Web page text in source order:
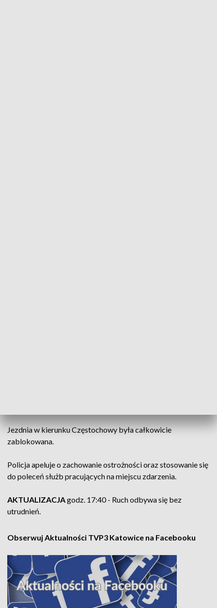
Jezdnia w kierunku Częstochowy była całkowicie
zablokowana.
Policja apeluje o zachowanie ostrożności oraz stosowanie się
do poleceń służb pracujących na miejscu zdarzenia.
AKTUALIZACJAgodz. 17:40 - Ruch odbywa się bez
utrudnień.
Obserwuj Aktualności TVP3 Katowice na Facebooku